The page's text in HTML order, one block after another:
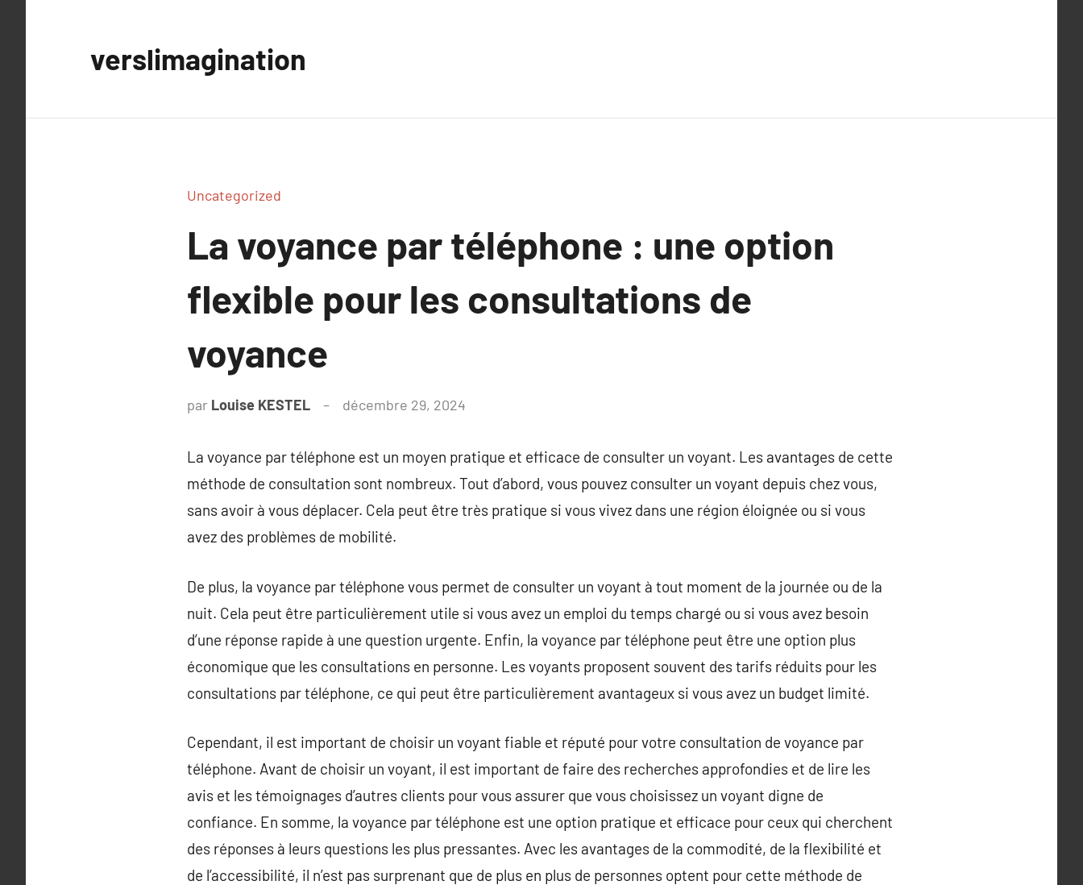
verslimagination
Uncategorized
La voyance par téléphone : une option
flexible pour les consultations de
voyance
par Louise KESTEL décembre 29, 2024
La voyance par téléphone est un moyen pratique et efficace de consulter un voyant. Les avantages de cette
méthode de consultation sont nombreux. Tout d’abord, vous pouvez consulter un voyant depuis chez vous,
sans avoir à vous déplacer. Cela peut être très pratique si vous vivez dans une région éloignée ou si vous
avez des problèmes de mobilité.
De plus, la voyance par téléphone vous permet de consulter un voyant à tout moment de la journée ou de la
nuit. Cela peut être particulièrement utile si vous avez un emploi du temps chargé ou si vous avez besoin
d’une réponse rapide à une question urgente. Enfin, la voyance par téléphone peut être une option plus
économique que les consultations en personne. Les voyants proposent souvent des tarifs réduits pour les
consultations par téléphone, ce qui peut être particulièrement avantageux si vous avez un budget limité.
Cependant, il est important de choisir un voyant fiable et réputé pour votre consultation de voyance par
téléphone. Avant de choisir un voyant, il est important de faire des recherches approfondies et de lire les
avis et les témoignages d’autres clients pour vous assurer que vous choisissez un voyant digne de
confiance. En somme, la voyance par téléphone est une option pratique et efficace pour ceux qui cherchent
des réponses à leurs questions les plus pressantes. Avec les avantages de la commodité, de la flexibilité et
de l’accessibilité, il n’est pas surprenant que de plus en plus de personnes optent pour cette méthode de